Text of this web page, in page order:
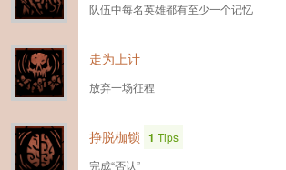
队伍中每名英雄都有至少一个记忆
走为上计
放弃一场征程
挣脱枷锁 1 Tips
完成“否认”